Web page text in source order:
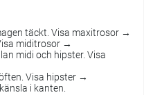
täckt. Visa maxitrosor →
miditrosor →
midi och hipster. Visa
Visa hipster →
i kanten.